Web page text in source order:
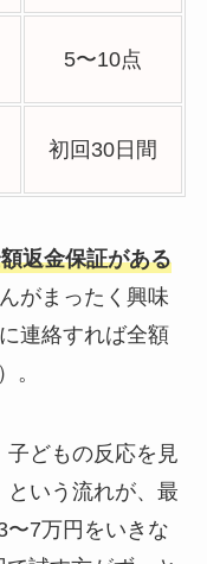
5〜10点
初回30日間
返金保証がある
がまったく興味
連絡すれば全額
。
どもの反応を見
いう流れが、最
〜7万円をいきな